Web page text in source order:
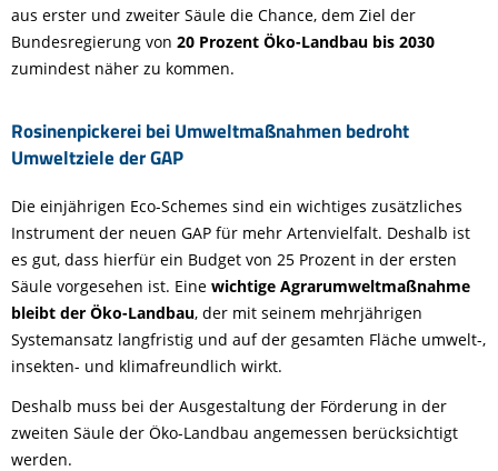
aus erster und zweiter Säule die Chance, dem Ziel der
Bundesregierung von 20 Prozent Öko-Landbau bis 2030
zumindest näher zu kommen.
Rosinenpickerei bei Umweltmaßnahmen bedroht
Umweltziele der GAP
Die einjährigen Eco-Schemes sind ein wichtiges zusätzliches
Instrument der neuen GAP für mehr Artenvielfalt. Deshalb ist
es gut, dass hierfür ein Budget von 25 Prozent in der ersten
Säule vorgesehen ist. Eine wichtige Agrarumweltmaßnahme
bleibt der Öko-Landbau, der mit seinem mehrjährigen
Systemansatz langfristig und auf der gesamten Fläche umwelt-,
insekten- und klimafreundlich wirkt.
Deshalb muss bei der Ausgestaltung der Förderung in der
zweiten Säule der Öko-Landbau angemessen berücksichtigt
werden.